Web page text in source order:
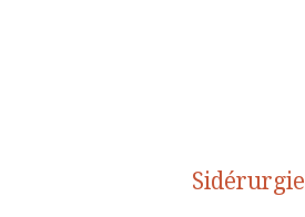
Sidérurgie